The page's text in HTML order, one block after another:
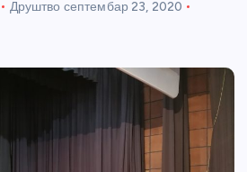
Друштво септембар 23, 2020